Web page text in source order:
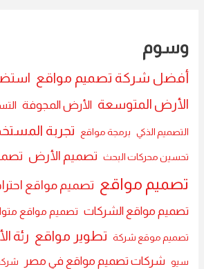
وسوم
أفضل شركة تصميم مواقع
الأرض المتوسعة الأرض المجوفة
التصميم الذكي برمجة مواقع تجربة
تحسين محركات البحث تصميم الأرض
تصميم مواقع تصميم مواقع
تصميم مواقع الشركات تصميم مواقع
تصميم موقع شركة تطوير مواقع رئة
سيو شركات تصميم مواقع في مصر